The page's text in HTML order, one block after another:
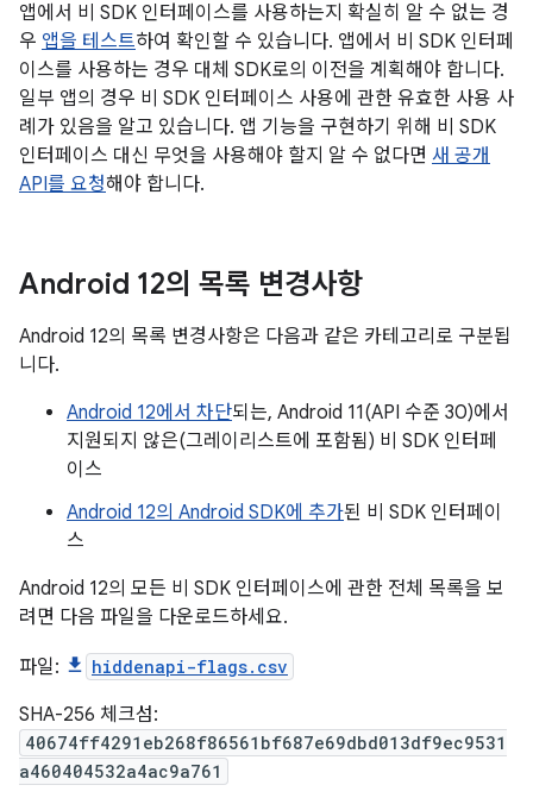
앱에서 비 SDK 인터페이스를 사용하는지 확실히 알 수 없는 경
우 앱을 테스트하여 확인할 수 있습니다. 앱에서 비 SDK 인터페
이스를 사용하는 경우 대체 SDK로의 이전을 계획해야 합니다.
일부 앱의 경우 비 SDK 인터페이스 사용에 관한 유효한 사용 사
례가 있음을 알고 있습니다. 앱 기능을 구현하기 위해 비 SDK
인터페이스 대신 무엇을 사용해야 할지 알 수 없다면 새 공개
API를 요청해야 합니다.
Android 12의 목록 변경사항
Android 12의 목록 변경사항은 다음과 같은 카테고리로 구분됩
니다.
Android 12에서 차단되는, Android 11(API 수준 30)에서
지원되지 않은(그레이리스트에 포함됨) 비 SDK 인터페
이스
Android 12의 Android SDK에 추가된 비 SDK 인터페이
스
Android 12의 모든 비 SDK 인터페이스에 관한 전체 목록을 보
려면 다음 파일을 다운로드하세요.
파일: hiddenapi-flags.csv
SHA-256 체크섬:
40674ff4291eb268f86561bf687e69dbd013df9ec9531
a460404532a4ac9a761